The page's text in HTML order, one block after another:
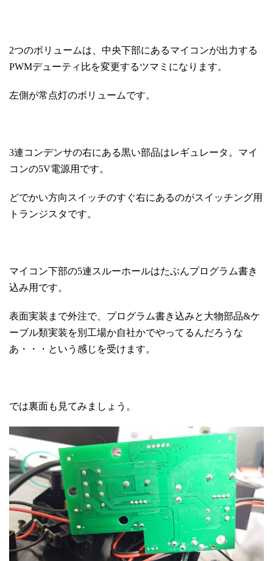
2つのボリュームは、中央下部にあるマイコンが出力する
PWMデューティ比を変更するツマミになります。
左側が常点灯のボリュームです。
3連コンデンサの右にある黒い部品はレギュレータ。マイ
コンの5V電源用です。
どでかい方向スイッチのすぐ右にあるのがスイッチング用
トランジスタです。
マイコン下部の5連スルーホールはたぶんプログラム書き
込み用です。
表面実装まで外注で、プログラム書き込みと大物部品&ケ
ーブル類実装を別工場か自社かでやってるんだろうな
あ・・・という感じを受けます。
では裏面も見てみましょう。